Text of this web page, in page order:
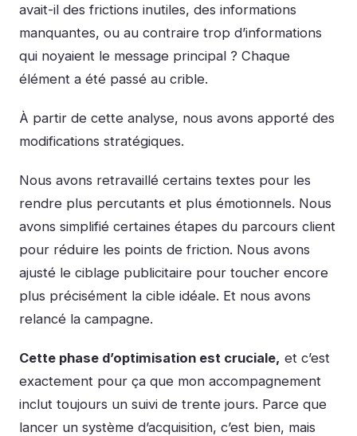
avait-il des frictions inutiles, des informations
manquantes, ou au contraire trop d’informations
qui noyaient le message principal ? Chaque
élément a été passé au crible.
À partir de cette analyse, nous avons apporté des
modifications stratégiques.
Nous avons retravaillé certains textes pour les
rendre plus percutants et plus émotionnels. Nous
avons simplifié certaines étapes du parcours client
pour réduire les points de friction. Nous avons
ajusté le ciblage publicitaire pour toucher encore
plus précisément la cible idéale. Et nous avons
relancé la campagne.
Cette phase d’optimisation est cruciale, et c’est
exactement pour ça que mon accompagnement
inclut toujours un suivi de trente jours. Parce que
lancer un système d’acquisition, c’est bien, mais